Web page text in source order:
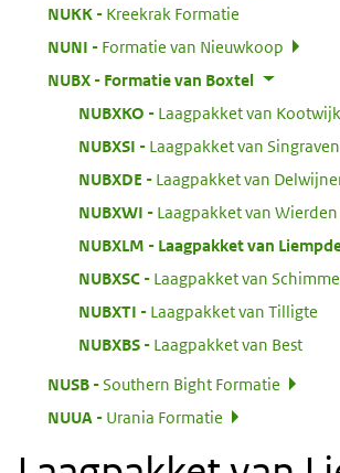
NUKK:
Kreekrak Formatie
NUNI
Formatie van Nieuwkoop
NUBX:
Formatie van Boxtel
NUBXKO
Laagpakket van Kootwijk
NUBXSI
Laagpakket van Singraven
NUBXDE
Laagpakket van
NUBXWI
Laagpakket van Wierden
NUBXLM
Laagpakket van
NUBXSC:
Laagpakket van
NUBXTI
Laagpakket van Tilligte
NUBXBS:
Laagpakket van Best
NUSB:
Southern Bight Formatie
NUUA
Urania Formatie